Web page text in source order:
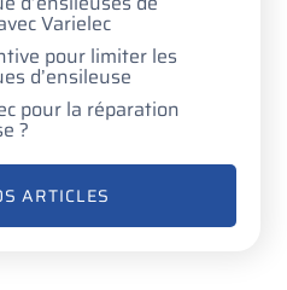
Varielec
pour limiter les
d’ensileuse
pour la réparation
?
ARTICLES